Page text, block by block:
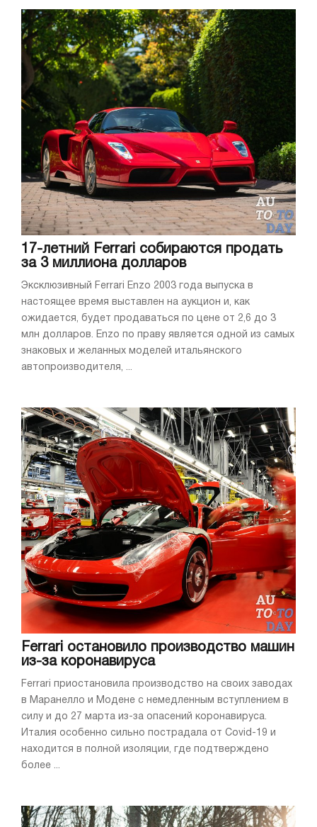
17-летний Ferrari собираются продать
за 3 миллиона долларов
Эксклюзивный Ferrari Enzo 2003 года выпуска в
настоящее время выставлен на аукцион и, как
ожидается, будет продаваться по цене от 2,6 до 3
млн долларов. Enzo по праву является одной из самых
знаковых и желанных моделей итальянского
автопроизводителя, ...
Ferrari остановило производство машин
из-за коронавируса
Ferrari приостановила производство на своих заводах
в Маранелло и Модене с немедленным вступлением в
силу и до 27 марта из-за опасений коронавируса.
Италия особенно сильно пострадала от Covid-19 и
находится в полной изоляции, где подтверждено
более ...